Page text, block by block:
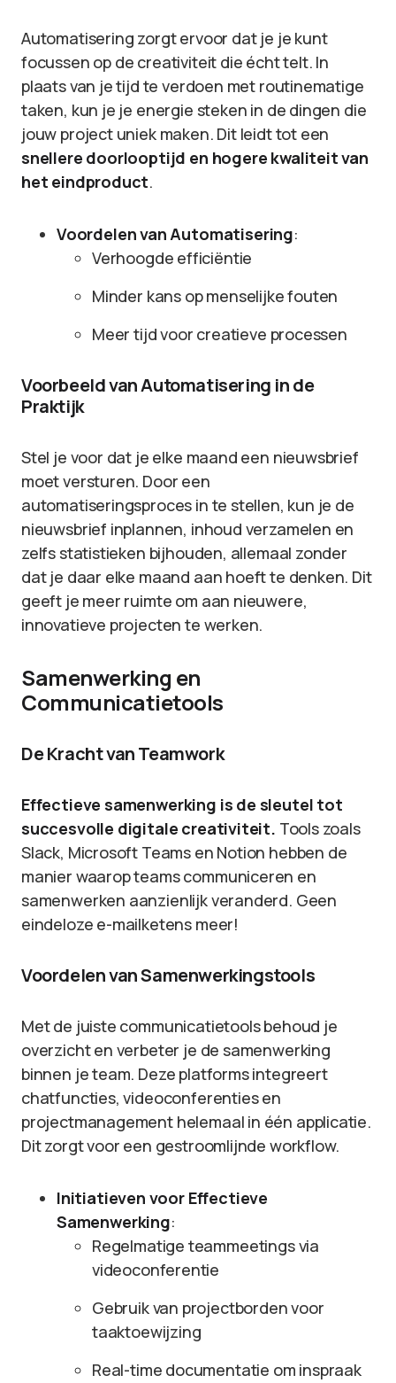
Automatisering zorgt ervoor dat je je kunt
focussen op de creativiteit die écht telt. In
plaats van je tijd te verdoen met routinematige
taken, kun je je energie steken in de dingen die
jouw project uniek maken. Dit leidt tot een
snellere doorlooptijd en hogere kwaliteit van
het eindproduct.
Voordelen van Automatisering:
Verhoogde efficiëntie
Minder kans op menselijke fouten
Meer tijd voor creatieve processen
Voorbeeld van Automatisering in de
Praktijk
Stel je voor dat je elke maand een nieuwsbrief
moet versturen. Door een
automatiseringsproces in te stellen, kun je de
nieuwsbrief inplannen, inhoud verzamelen en
zelfs statistieken bijhouden, allemaal zonder
dat je daar elke maand aan hoeft te denken. Dit
geeft je meer ruimte om aan nieuwere,
innovatieve projecten te werken.
Samenwerking en
Communicatietools
De Kracht van Teamwork
Effectieve samenwerking is de sleutel tot
succesvolle digitale creativiteit. Tools zoals
Slack, Microsoft Teams en Notion hebben de
manier waarop teams communiceren en
samenwerken aanzienlijk veranderd. Geen
eindeloze e-mailketens meer!
Voordelen van Samenwerkingstools
Met de juiste communicatietools behoud je
overzicht en verbeter je de samenwerking
binnen je team. Deze platforms integreert
chatfuncties, videoconferenties en
projectmanagement helemaal in één applicatie.
Dit zorgt voor een gestroomlijnde workflow.
Initiatieven voor Effectieve
Samenwerking:
Regelmatige teammeetings via
videoconferentie
Gebruik van projectborden voor
taaktoewijzing
Real-time documentatie om inspraak